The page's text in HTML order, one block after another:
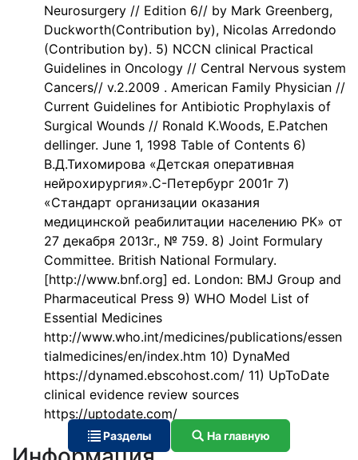
Neurosurgery // Edition 6// by Mark Greenberg,
Duckworth(Contribution by), Nicolas Arredondo
(Contribution by). 5) NCCN clinical Practical
Guidelines in Oncology // Central Nervous system
Cancers// v.2.2009 . American Family Physician //
Current Guidelines for Antibiotic Prophylaxis of
Surgical Wounds // Ronald K.Woods, E.Patchen
dellinger. June 1, 1998 Table of Contents 6)
В.Д.Тихомирова «Детская оперативная
нейрохирургия».С-Петербург 2001г 7)
«Стандарт организации оказания
медицинской реабилитации населению РК» от
27 декабря 2013г., № 759. 8) Joint Formulary
Committee. British National Formulary.
[http://www.bnf.org] ed. London: BMJ Group and
Pharmaceutical Press 9) WHO Model List of
Essential Medicines
http://www.who.int/medicines/publications/essen
tialmedicines/en/index.htm 10) DynaMed
https://dynamed.ebscohost.com/ 11) UpToDate
clinical evidence review sources
https://uptodate.com/
Разделы На главную